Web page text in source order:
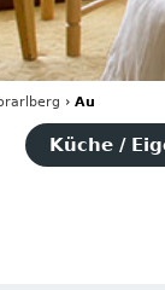
› Au
Küche /